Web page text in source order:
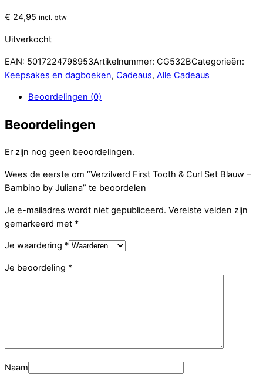
€ 24,95 incl. btw
Uitverkocht
EAN: 5017224798953Artikelnummer: CG532BCategorieën:
Keepsakes en dagboeken, Cadeaus, Alle Cadeaus
Beoordelingen (0)
Beoordelingen
Er zijn nog geen beoordelingen.
Wees de eerste om “Verzilverd First Tooth & Curl Set Blauw –
Bambino by Juliana” te beoordelen
Je e-mailadres wordt niet gepubliceerd. Vereiste velden zijn
gemarkeerd met *
Je waardering *
Je beoordeling *
Naam